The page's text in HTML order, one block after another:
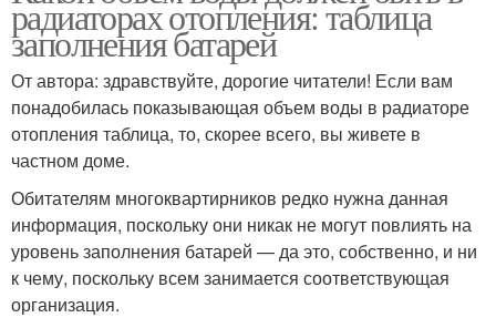
радиаторах отопления: таблица
заполнения батарей
От автора: здравствуйте, дорогие читатели! Если вам
понадобилась показывающая объем воды в радиаторе
отопления таблица, то, скорее всего, вы живете в
частном доме.
Обитателям многоквартирников редко нужна данная
информация, поскольку они никак не могут повлиять на
уровень заполнения батарей — да это, собственно, и ни
к чему, поскольку всем занимается соответствующая
организация.